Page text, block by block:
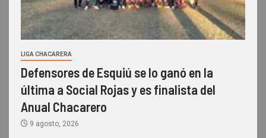
LIGA CHACARERA
Defensores de Esquiú se lo ganó en la
última a Social Rojas y es finalista del
Anual Chacarero
9 agosto, 2026